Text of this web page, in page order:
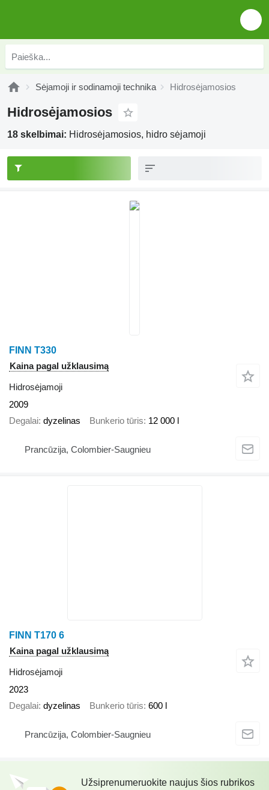
Sėjamoji ir sodinamoji technika Hidrosėjamosios
Hidrosėjamosios
18 skelbimai: Hidrosėjamosios, hidro sėjamoji
FINN T330
Kaina pagal užklausimą
Hidrosėjamoji
2009
Degalai dyzelinas Bunkerio tūris 12 000 l
Prancūzija, Colombier-Saugnieu
FINN T170 6
Kaina pagal užklausimą
Hidrosėjamoji
2023
Degalai dyzelinas Bunkerio tūris 600 l
Prancūzija, Colombier-Saugnieu
Užsiprenumeruokite naujus šios rubrikos